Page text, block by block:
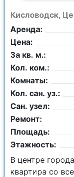
Кисловодск,
Аренда:
Цена:
За кв. м.:
Кол. ком.:
Комнаты:
Кол. сан. уз.:
Сан. узел:
Ремонт:
Площадь:
Этажность:
В центре
квартира со